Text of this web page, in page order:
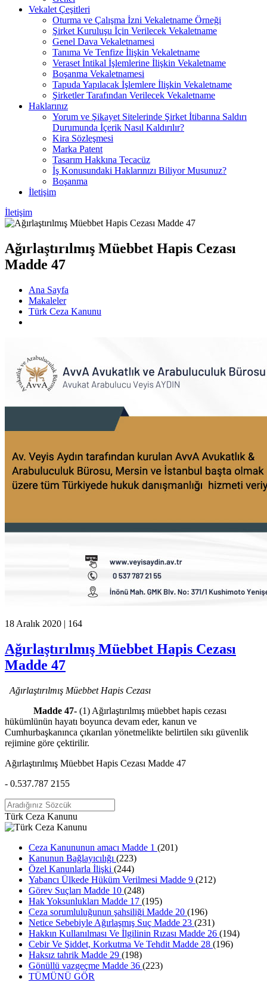
Vekalet Çeşitleri
Oturma ve Çalışma İzni Vekaletname Örneği
Şirket Kuruluşu İçin Verilecek Vekaletname
Genel Dava Vekaletnamesi
Tanıma Ve Tenfize İlişkin Vekaletname
Veraset İntikal İşlemlerine İlişkin Vekaletname
Boşanma Vekaletnamesi
Tapuda Yapılacak İşlemlere İlişkin Vekaletname
Şirketler Tarafından Verilecek Vekaletname
Haklarınız
Yorum ve Şikayet Sitelerinde Şirket İtibarına Saldırı
Durumunda İçerik Nasıl Kaldırılır?
Kira Sözleşmesi
Marka Patent
Tasarım Hakkına Tecacüz
İş Konusundaki Haklarınızı Biliyor Musunuz?
Boşanma
İletişim
İletişim
Ağırlaştırılmış Müebbet Hapis Cezası
Madde 47
Ana Sayfa
Makaleler
Türk Ceza Kanunu
18 Aralık 2020 | 164
Ağırlaştırılmış Müebbet Hapis Cezası
Madde 47
Ağırlaştırılmış Müebbet Hapis Cezası
Madde 47- (1) Ağırlaştırılmış müebbet hapis cezası
hükümlünün hayatı boyunca devam eder, kanun ve
Cumhurbaşkanınca çıkarılan yönetmelikte belirtilen sıkı güvenlik
rejimine göre çektirilir.
Ağırlaştırılmış Müebbet Hapis Cezası Madde 47
- 0.537.787 2155
Türk Ceza Kanunu
Ceza Kanununun amacı Madde 1 (201)
Kanunun Bağlayıcılığı (223)
Özel Kanunlarla İlişki (244)
Yabancı Ülkede Hüküm Verilmesi Madde 9 (212)
Görev Suçları Madde 10 (248)
Hak Yoksunlukları Madde 17 (195)
Ceza sorumluluğunun şahsiliği Madde 20 (196)
Netice Sebebiyle Ağırlaşmış Suç Madde 23 (231)
Hakkın Kullanılması Ve İlgilinin Rızası Madde 26 (194)
Cebir Ve Şiddet, Korkutma Ve Tehdit Madde 28 (196)
Haksız tahrik Madde 29 (198)
Gönüllü vazgeçme Madde 36 (223)
TÜMÜNÜ GÖR